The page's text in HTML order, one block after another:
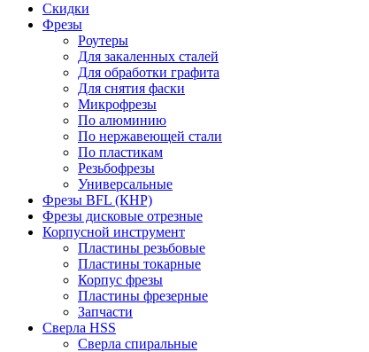
Скидки
Фрезы
Роутеры
Для закаленных сталей
Для обработки графита
Для снятия фаски
Микрофрезы
По алюминию
По нержавеющей стали
По пластикам
Резьбофрезы
Универсальные
Фрезы BFL (КНР)
Фрезы дисковые отрезные
Корпусной инструмент
Пластины резьбовые
Пластины токарные
Корпус фрезы
Пластины фрезерные
Запчасти
Сверла HSS
Сверла спиральные